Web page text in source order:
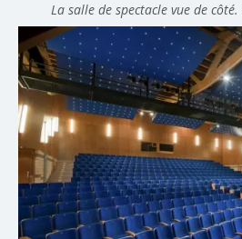
La salle de spectacle vue de